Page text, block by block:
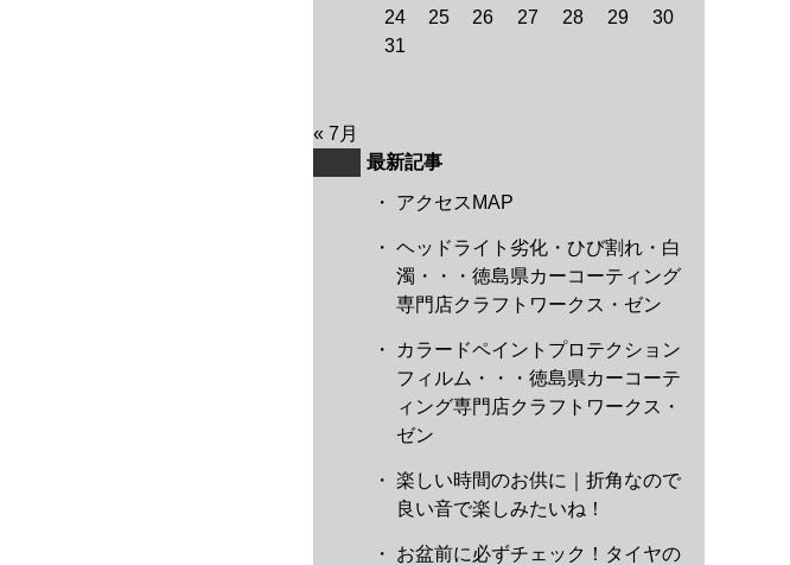
24
25 26 27 28 29
30
31
« 7月
最新記事
・
アクセスMAP
・ ヘッドライト劣化・ひび割れ・白
濁・・・徳島県カーコーティング
専門店クラフトワークス・ゼン
・
カラードペイントプロテクション
フィルム・・・徳島県カーコーテ
ィング専門店クラフトワークス・
ゼン
・ 楽しい時間のお供に｜折角なので
良い音で楽しみたいね！
・
お盆前に必ずチェック！タイヤの